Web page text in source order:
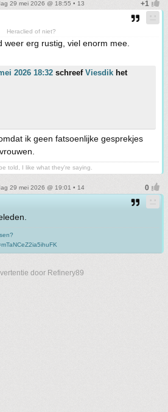
29 mei 2026 @ 18:55 • 13
Heraclied of niet?
weer erg rustig, viel enorm mee.
2026 18:32 schreef Viesdik het
ik geen fatsoenlijke gesprekjes
told, I like what they're saying.
29 mei 2026 @ 19:01 • 14
door Refinery89